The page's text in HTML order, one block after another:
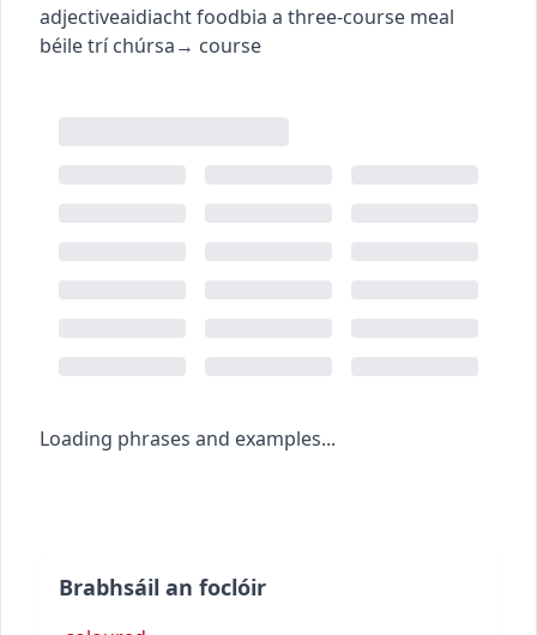
adjectiveaidiachtfoodbia a three-course meal
béile trí chúrsa→ course
Loading phrases and examples...
Brabhsáil an foclóir